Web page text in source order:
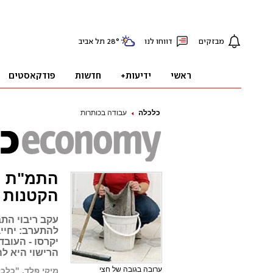
כלכלה עבודה בכותרות
התמ"ת
הקטנות
עקב ריבוי
להתערב:
יקרסו -
הרישוי היא
מיקי פלד, ערובה בגובה של חצי